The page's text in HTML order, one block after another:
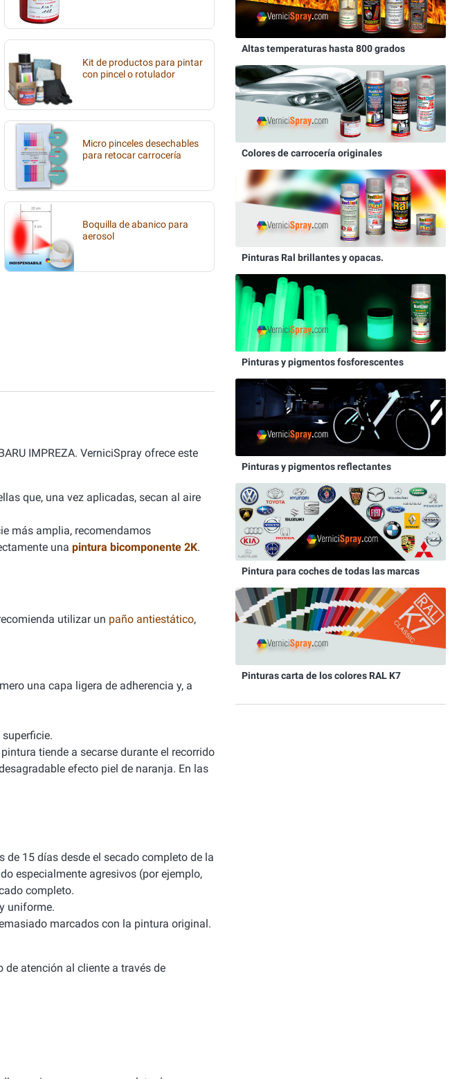
Kit de productos para pintar
con pincel o rotulador
Micro pinceles desechables
para retocar carrocería
Boquilla de abanico para
aerosol
IMPREZA. VerniciSpray ofrece este
que, una vez aplicadas, secan al aire
más amplia, recomendamos
una pintura bicomponente 2K.
utilizar un paño antiestático,
una capa ligera de adherencia y, a
tiende a secarse durante el recorrido
efecto piel de naranja. En las
15 días desde el secado completo de la
especialmente agresivos (por ejemplo,
completo.
uniforme.
marcados con la pintura original.
de atención al cliente a través de
Altas temperaturas hasta 800 grados
Colores de carrocería originales
Pinturas Ral brillantes y opacas.
Pinturas y pigmentos fosforescentes
Pinturas y pigmentos reflectantes
Pintura para coches de todas las marcas
Pinturas carta de los colores RAL K7